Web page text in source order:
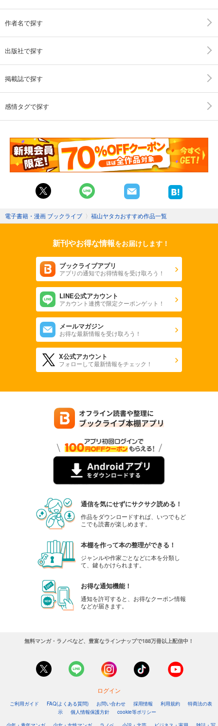
作者名で探す
出版社で探す
掲載誌で探す
感情タグで探す
電子書籍・漫画 ブックライブ 〉 福山ヤタカおすすめ作品一覧
新刊やお得な情報をお届けします！
ブックライブアプリ
アプリの通知でお得情報を受け取ろう！
LINE公式アカウント
アカウント連携で限定クーポンゲット！
メールマガジン
お得な最新情報を受け取ろう！
X公式アカウント
フォローして最新情報をチェック！
通信を気にせずにサクサク読める！
作品をダウンロードすれば、いつでもど
こでも読書が楽しめます。
本棚を作って本の整理ができる！
ジャンルや作家ごとなどに本を分類し
て、鍵もかけられます。
お得な通知機能！
通知を許可すると、お得なクーポン情報
などが届きます。
無料マンガ・ラノベなど、豊富なラインナップで188万冊以上配信中！
ログイン
ご利用ガイド FAQ(よくある質問) お問い合わせ 採用情報 利用規約
特商法の表
示
個人情報保護方針
cookie等ポリシー